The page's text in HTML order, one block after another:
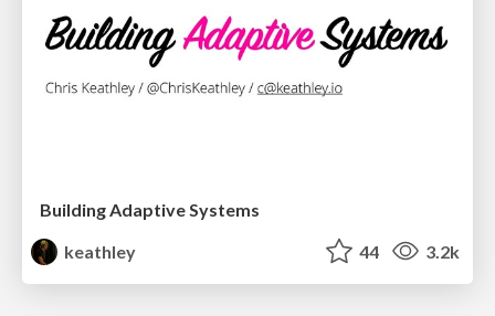
Building Adaptive Systems
keathley
44 3.2k